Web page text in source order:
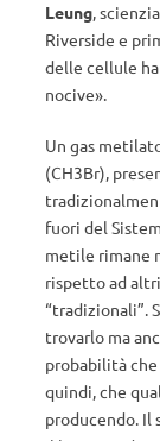
Leung,
Riverside e
delle cellule
nocive».
Un gas
(CH3Br),
fuori del
metile rimane
rispetto ad
“tradizionali”.
trovarlo ma
probabilità
quindi, che
producendo. Il